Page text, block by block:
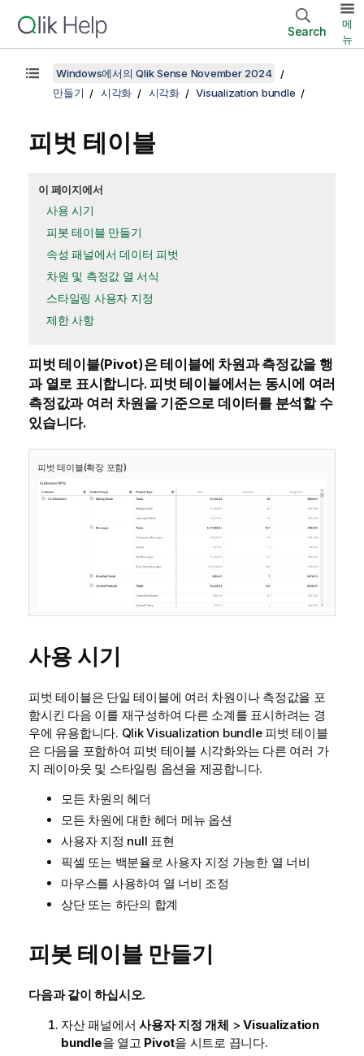
Search
메
뉴
Windows에서의 Qlik Sense November 2024
만들기
시각화 시각화 Visualization bundle
피벗 테이블
이 페이지에서
사용 시기
피봇 테이블 만들기
속성 패널에서 데이터 피벗
차원 및 측정값 열 서식
스타일링 사용자 지정
제한 사항
피벗 테이블(Pivot)은 테이블에 차원과 측정값을 행
과 열로 표시합니다. 피벗 테이블에서는 동시에 여러
측정값과 여러 차원을 기준으로 데이터를 분석할 수
있습니다.
피벗 테이블(확장 포함)
사용 시기
피벗 테이블은 단일 테이블에 여러 차원이나 측정값을 포
함시킨 다음 이를 재구성하여 다른 소계를 표시하려는 경
우에 유용합니다. QlikVisualization bundle피벗 테이블
은 다음을 포함하여 피벗 테이블 시각화와는 다른 여러 가
지 레이아웃 및 스타일링 옵션을 제공합니다.
모든 차원의 헤더
모든 차원에 대한 헤더 메뉴 옵션
사용자 지정 null 표현
픽셀 또는 백분율로 사용자 지정 가능한 열 너비
마우스를 사용하여 열 너비 조정
상단 또는 하단의 합계
피봇 테이블 만들기
다음과 같이 하십시오.
자산 패널에서 사용자 지정 개체 > Visualization
bundle을 열고 Pivot을 시트로 끕니다.